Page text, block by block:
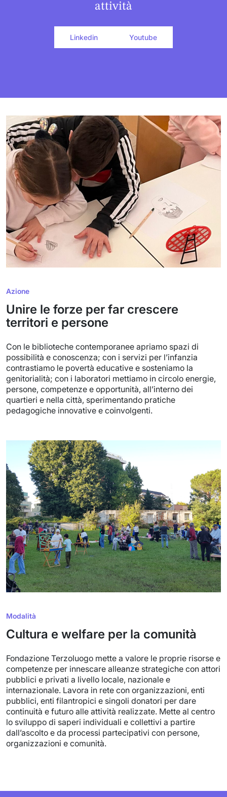
attività
Linkedin Youtube
Azione
Unire le forze per far crescere
territori e persone
Con le biblioteche contemporanee apriamo spazi di
possibilità e conoscenza; con i servizi per l’infanzia
contrastiamo le povertà educative e sosteniamo la
genitorialità; con i laboratori mettiamo in circolo energie,
persone, competenze e opportunità, all’interno dei
quartieri e nella città, sperimentando pratiche
pedagogiche innovative e coinvolgenti.
Modalità
Cultura e welfare per la comunità
Fondazione Terzoluogo mette a valore le proprie risorse e
competenze per innescare alleanze strategiche con attori
pubblici e privati a livello locale, nazionale e
internazionale. Lavora in rete con organizzazioni, enti
pubblici, enti filantropici e singoli donatori per dare
continuità e futuro alle attività realizzate. Mette al centro
lo sviluppo di saperi individuali e collettivi a partire
dall’ascolto e da processi partecipativi con persone,
organizzazioni e comunità.